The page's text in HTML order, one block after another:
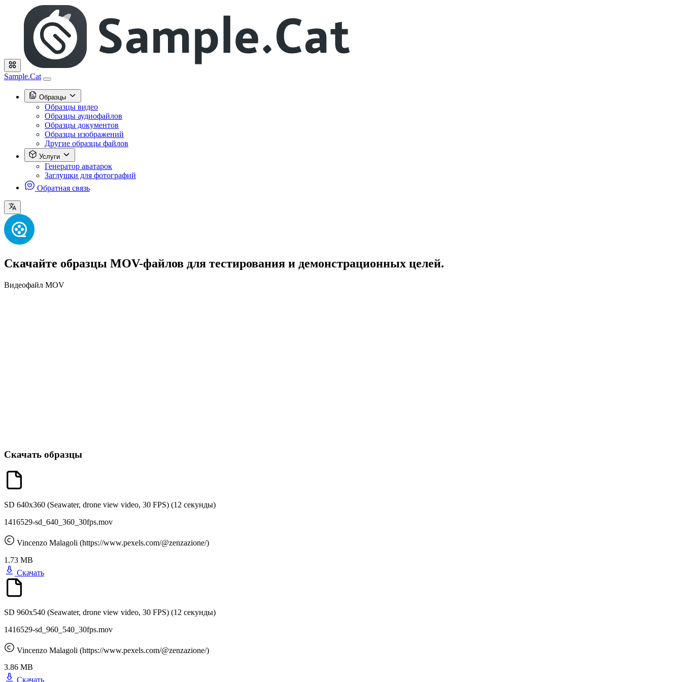
Sample.Cat
Образцы
Образцы видео
Образцы аудиофайлов
Образцы документов
Образцы изображений
Другие образцы файлов
Услуги
Генератор аватарок
Заглушки для фотографий
Обратная связь
Скачайте образцы MOV-файлов для тестирования и демонстрационных целей.
Видеофайл MOV
Скачать образцы
SD 640x360 (Seawater, drone view video, 30 FPS) (12 секунды)
1416529-sd_640_360_30fps.mov
Vincenzo Malagoli (https://www.pexels.com/@zenzazione/)
1.73 MB
Скачать
SD 960x540 (Seawater, drone view video, 30 FPS) (12 секунды)
1416529-sd_960_540_30fps.mov
Vincenzo Malagoli (https://www.pexels.com/@zenzazione/)
3.86 MB
Скачать